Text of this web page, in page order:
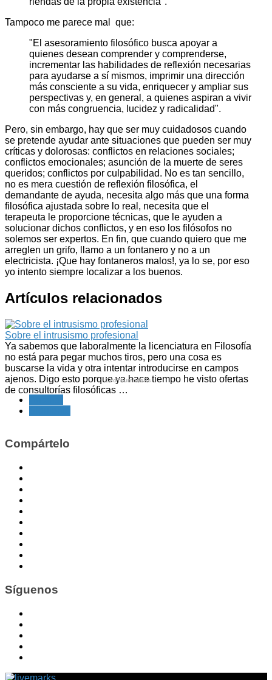
Tampoco me parece mal que:
"El asesoramiento filosófico busca apoyar a
quienes desean comprender y comprenderse,
incrementar las habilidades de reflexión necesarias
para ayudarse a sí mismos, imprimir una dirección
más consciente a su vida, enriquecer y ampliar sus
perspectivas y, en general, a quienes aspiran a vivir
con más congruencia, lucidez y radicalidad".
Pero, sin embargo, hay que ser muy cuidadosos cuando
se pretende ayudar ante situaciones que pueden ser muy
críticas y dolorosas: conflictos en relaciones sociales;
conflictos emocionales; asunción de la muerte de seres
queridos; conflictos por culpabilidad. No es tan sencillo,
no es mera cuestión de reflexión filosófica, el
demandante de ayuda, necesita algo más que una forma
filosófica ajustada sobre lo real, necesita que el
terapeuta le proporcione técnicas, que le ayuden a
solucionar dichos conflictos, y en eso los filósofos no
solemos ser expertos. En fin, que cuando quiero que me
arreglen un grifo, llamo a un fontanero y no a un
electricista. ¡Que hay fontaneros malos!, ya lo se, por eso
yo intento siempre localizar a los buenos.
Artículos relacionados
Sobre el intrusismo profesional
Ya sabemos que laboralmente la licenciatura en Filosofía
no está para pegar muchos tiros, pero una cosa es
buscarse la vida y otra intentar introducirse en campos
ajenos. Digo esto porque ya hace tiempo he visto ofertas
de consultorías filosóficas …
CedThumbnails
Compártelo
Síguenos